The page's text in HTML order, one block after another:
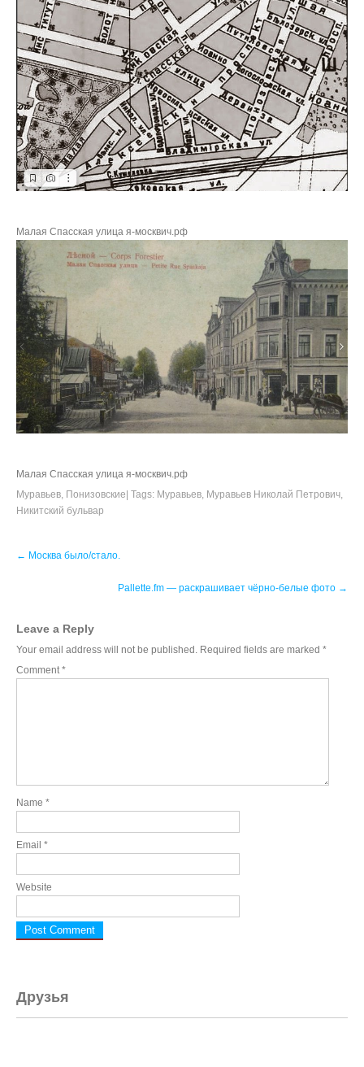
Малая Спасская улица я-москвич.рф
Малая Спасская улица я-москвич.рф
Муравьев Понизовские| Tags: Муравьев Муравьев Николай Петрович
Никитский бульвар
navigation
← Москва было/стало.
Pallette.fm — раскрашивает чёрно‑белые фото →
Leave a Reply
Your email address will not be published. Required fields are marked *
Comment *
Name *
Email *
Website
Друзья